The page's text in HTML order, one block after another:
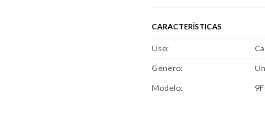
CARACTERÍSTICAS
Uso
Género
Modelo